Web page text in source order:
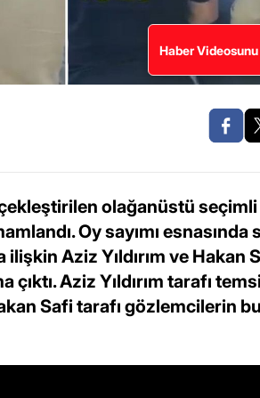
Haber
olağanüstü seçimli
Oy sayımı esnasında
Aziz Yıldırım ve Hakan
Aziz Yıldırım tarafı
Safi tarafı gözlemcilerin